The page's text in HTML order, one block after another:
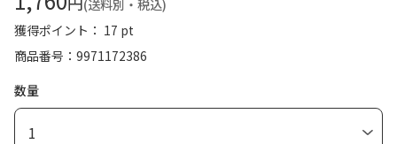
(送料別・税込)
獲得ポイント： 17 pt
商品番号
9971172386
数量
1